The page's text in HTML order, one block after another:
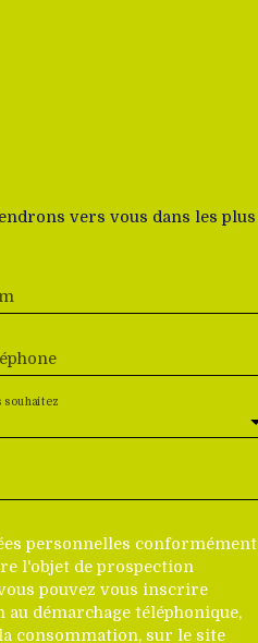
vers vous dans les plus
souhaitez
personnelles conformément
l'objet de prospection
pouvez vous inscrire
démarchage téléphonique,
consommation, sur le site